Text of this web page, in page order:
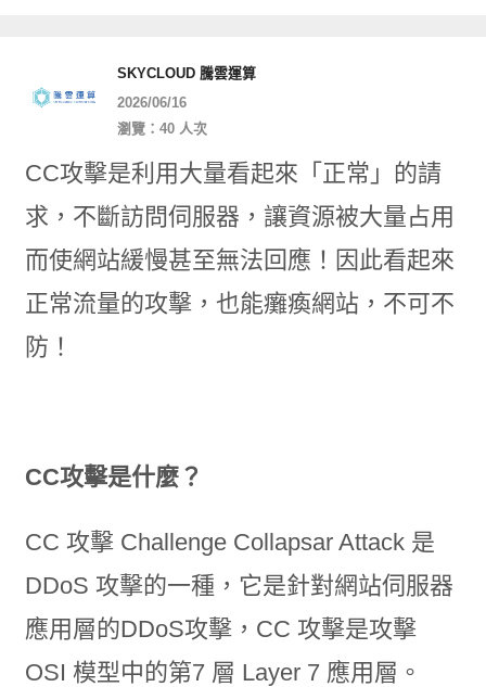
SKYCLOUD 騰雲運算
2026/06/16
瀏覽：40 人次
CC攻擊是利用大量看起來「正常」的請
求，不斷訪問伺服器，讓資源被大量占用
而使網站緩慢甚至無法回應！因此看起來
正常流量的攻擊，也能癱瘓網站，不可不
防！
CC攻擊是什麼？
CC 攻擊 Challenge Collapsar Attack 是
DDoS 攻擊的一種，它是針對網站伺服器
應用層的DDoS攻擊，CC 攻擊是攻擊
OSI 模型中的第7 層 Layer 7 應用層。